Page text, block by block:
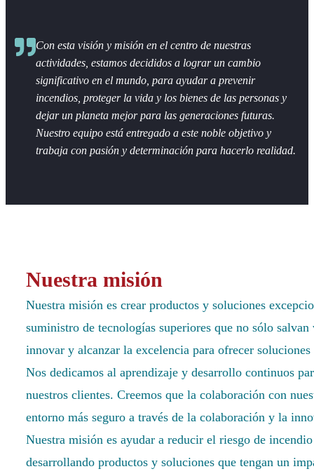
Con esta visión y misión en el centro de nuestras
actividades, estamos decididos a lograr un cambio
significativo en el mundo, para ayudar a prevenir
incendios, proteger la vida y los bienes de las personas y
dejar un planeta mejor para las generaciones futuras.
Nuestro equipo está entregado a este noble objetivo y
trabaja con pasión y determinación para hacerlo realidad.
Nuestra misión
Nuestra misión es crear productos y soluciones
suministro de tecnologías superiores que no sólo
innovar y alcanzar la excelencia para ofrecer
Nos dedicamos al aprendizaje y desarrollo continuos
nuestros clientes. Creemos que la colaboración con
entorno más seguro a través de la colaboración y la
Nuestra misión es ayudar a reducir el riesgo de
desarrollando productos y soluciones que tengan un